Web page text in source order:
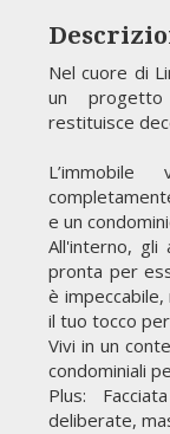
Nel cuore di
un progetto
restituisce
e un
All'interno, gli
pronta per
è
il tuo tocco
Vivi in un
condominiali
Plus:
deliberate,